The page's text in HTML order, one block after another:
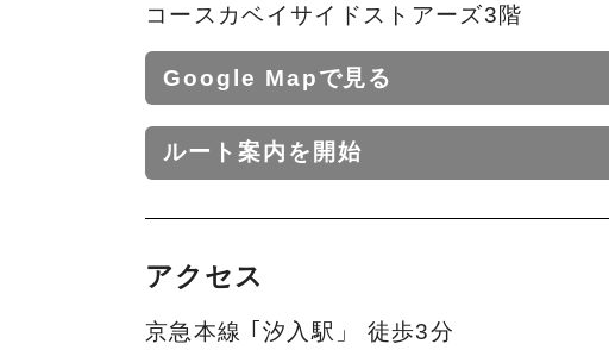
コースカベイサイドストアーズ3階
Google Mapで見る
ルート案内を開始
アクセス
京急本線 ｢汐入駅」 徒歩3分